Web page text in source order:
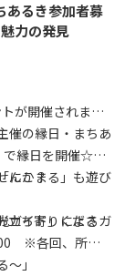
あるき参加者募
力の発見
が開催されま
催の縁日・まちあ
んか？
で縁日を開催☆彡
にこまる」も遊び
立ち寄りくださ
ガイド」によるガ
」
※各回、所要